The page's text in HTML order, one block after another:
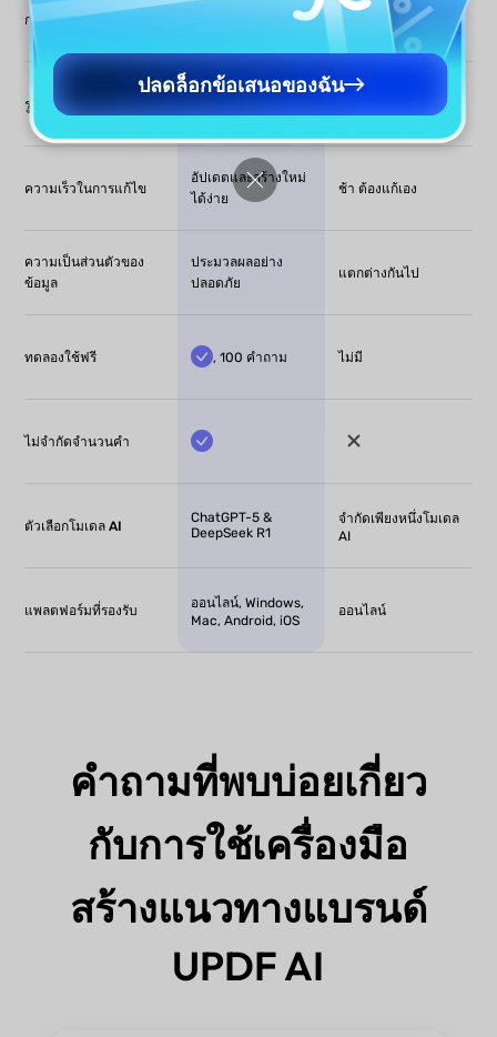
การป้อนหลายไฟล์
โดยปกติได้ครั้งละ
ไฟล์เดียว
รูปแบบผลลัพธ์
คู่มือแบบมีโครงสร้าง
พร้อมใช้งาน
ความเร็วในการแก้ไข
อัปเดตและสร้างใหม่
ได้ง่าย
ช้า ต้องแก้เอง
ความเป็นส่วนตัวของ
ข้อมูล
ประมวลผลอย่าง
ปลอดภัย
แตกต่างกันไป
ทดลองใช้ฟรี , 100 คำถาม ไม่มี
ไม่จำกัดจำนวนคำ
ตัวเลือกโมเดล AI
ChatGPT-5 &
DeepSeek R1
จำกัดเพียงหนึ่งโมเดล
AI
แพลตฟอร์มที่รองรับ
ออนไลน์, Windows,
Mac, Android, iOS
ออนไลน์
คำถามที่พบบ่อยเกี่ยว
กับการใช้เครื่องมือ
สร้างแนวทางแบรนด์
UPDF AI
ปลดล็อกข้อเสนอของฉัน